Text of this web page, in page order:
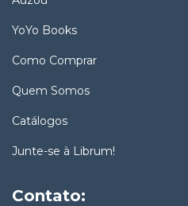
YoYo Books
Como Comprar
Quem Somos
Catálogos
Junte-se à Librum!
Contato: